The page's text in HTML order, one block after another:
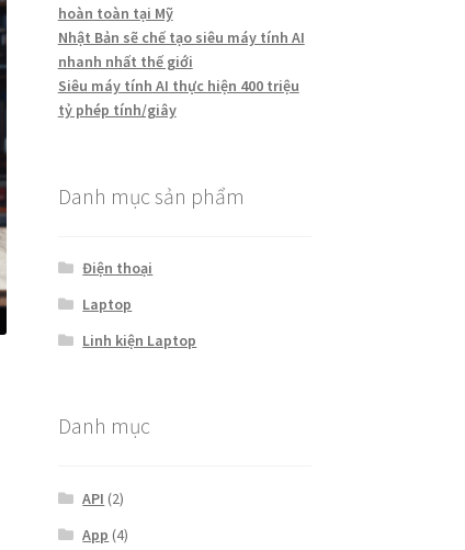
hoàn toàn tại Mỹ
Nhật Bản sẽ chế tạo siêu máy tính AI
nhanh nhất thế giới
Siêu máy tính AI thực hiện 400 triệu
tỷ phép tính/giây
Danh mục sản phẩm
Điện thoại
Laptop
Linh kiện Laptop
Danh mục
API (2)
App (4)